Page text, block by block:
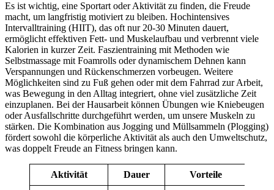
Es ist wichtig, eine Sportart oder Aktivität zu finden, die Freude
macht, um langfristig motiviert zu bleiben. Hochintensives
Intervalltraining (HIIT), das oft nur 20-30 Minuten dauert,
ermöglicht effektiven Fett- und Muskelaufbau und verbrennt viele
Kalorien in kurzer Zeit. Faszientraining mit Methoden wie
Selbstmassage mit Foamrolls oder dynamischem Dehnen kann
Verspannungen und Rückenschmerzen vorbeugen. Weitere
Möglichkeiten sind zu Fuß gehen oder mit dem Fahrrad zur Arbeit,
was Bewegung in den Alltag integriert, ohne viel zusätzliche Zeit
einzuplanen. Bei der Hausarbeit können Übungen wie Kniebeugen
oder Ausfallschritte durchgeführt werden, um unsere Muskeln zu
stärken. Die Kombination aus Jogging und Müllsammeln (Plogging)
fördert sowohl die körperliche Aktivität als auch den Umweltschutz,
was doppelt Freude an Fitness bringen kann.
Aktivität Dauer Vorteile